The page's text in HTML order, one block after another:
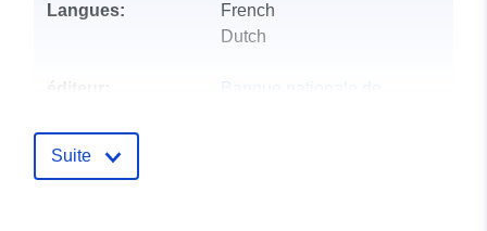
Langues:
French
Dutch
Banque nationale de
Suite